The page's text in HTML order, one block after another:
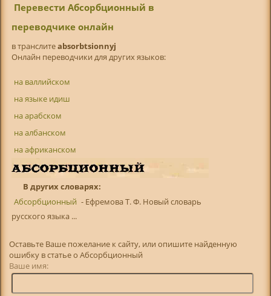
Перевести Абсорбционный в
переводчике онлайн
в транслитeabsorbtsionnyj
Онлайн переводчики для других языков:
на валлийском
на языке идиш
на арабском
на албанском
на африканском
В других словарях:
Абсорбционный - Ефремова Т. Ф. Новый словарь
русского языка ...
Оставьте Ваше пожелание к сайту, или опишите найденную
ошибку в статье о Абсорбционный
Ваше имя: